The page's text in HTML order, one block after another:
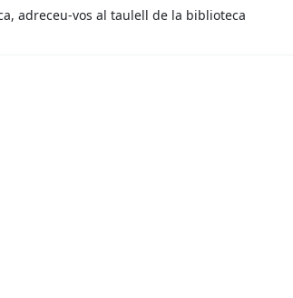
adreceu-vos al taulell de la biblioteca